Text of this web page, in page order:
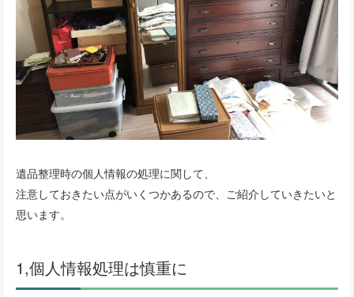
遺品整理時の個人情報の処理に関して、
注意しておきたい点がいくつかあるので、ご紹介していきたいと
思います。
1,個人情報処理は慎重に